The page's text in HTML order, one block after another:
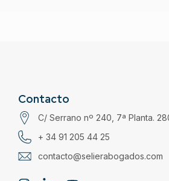
Contacto
C/ Serrano nº 240, 7ª Planta.
+ 34 91 205 44 25
contacto@selierabogados.com